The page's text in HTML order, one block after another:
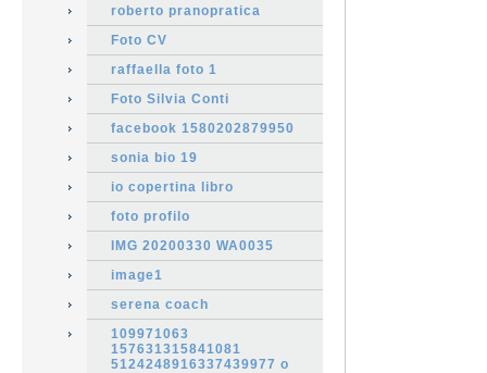
roberto pranopratica
Foto CV
raffaella foto 1
Foto Silvia Conti
facebook 1580202879950
sonia bio 19
io copertina libro
foto profilo
IMG 20200330 WA0035
image1
serena coach
109971063
157631315841081
5124248916337439977 o